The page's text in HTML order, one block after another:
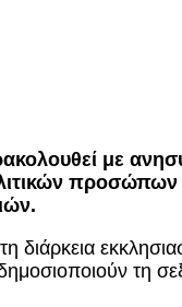
με
διάρκεια
τη